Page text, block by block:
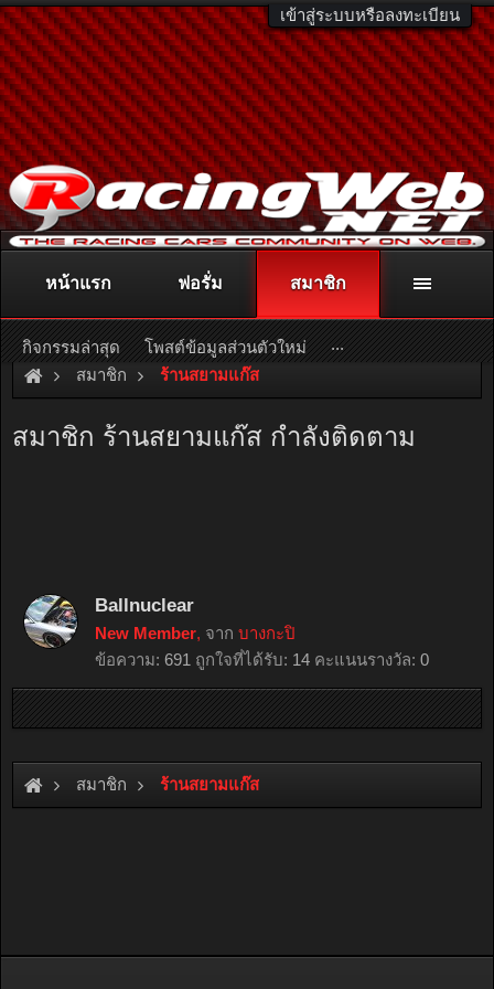
เข้าสู่ระบบหรือลงทะเบียน
ติดต่อลงโฆษณา racingweb@gmail.comหรือโทร. 081-811-1138
หรืออ่านรายละเอียดเพิ่มเติม คลิกที่นี่
สมาชิก ร้านสยามแก๊ส
สมาชิก ร้านสยามแก๊ส กำลังติดตาม
Ballnuclear
New Member, จาก บางกะปิ
ข้อความ: 691 ถูกใจที่ได้รับ: 14 คะแนนรางวัล: 0
สมาชิก ร้านสยามแก๊ส
หน้าแรก ฟอรั่ม สมาชิก
กิจกรรมล่าสุด โพสต์ข้อมูลส่วนตัวใหม่ ...